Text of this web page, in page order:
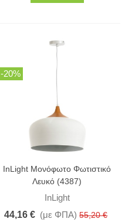
-20%
InLight Μονόφωτο Φωτιστικό
Λευκό (4387)
InLight
44,16 € (με ΦΠΑ) 55,20 €